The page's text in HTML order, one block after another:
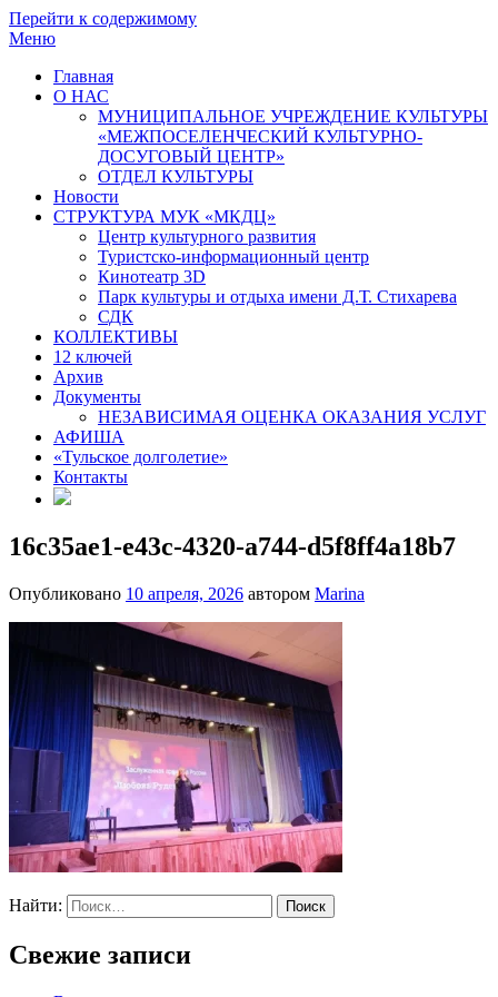
Перейти к содержимому
Меню
Главная
О НАС
МУНИЦИПАЛЬНОЕ УЧРЕЖДЕНИЕ КУЛЬТУРЫ
«МЕЖПОСЕЛЕНЧЕСКИЙ КУЛЬТУРНО-
ДОСУГОВЫЙ ЦЕНТР»
ОТДЕЛ КУЛЬТУРЫ
Новости
СТРУКТУРА МУК «МКДЦ»
Центр культурного развития
Туристско-информационный центр
Кинотеатр 3D
Парк культуры и отдыха имени Д.Т. Стихарева
СДК
КОЛЛЕКТИВЫ
12 ключей
Архив
Документы
НЕЗАВИСИМАЯ ОЦЕНКА ОКАЗАНИЯ УСЛУГ
АФИША
«Тульское долголетие»
Контакты
16c35ae1-e43c-4320-a744-d5f8ff4a18b7
Опубликовано 10 апреля, 2026 автором Marina
Найти:
Свежие записи